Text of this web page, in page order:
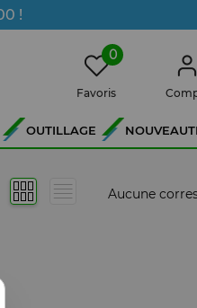
!
0
Favoris
OUTILLAGE
Aucune